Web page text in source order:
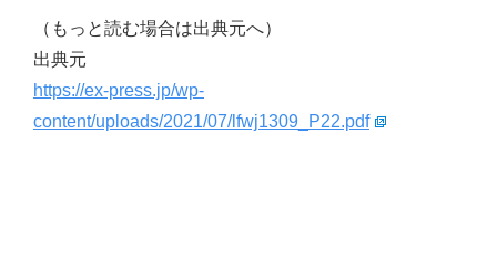
（もっと読む場合は出典元へ）
出典元
https://ex-press.jp/wp-
content/uploads/2021/07/lfwj1309_P22.pdf